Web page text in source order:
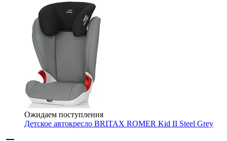
Ожидаем поступления
Детское автокресло BRITAX ROMER Kid II Steel Grey